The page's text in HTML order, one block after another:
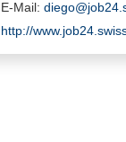
E-Mail:
http://